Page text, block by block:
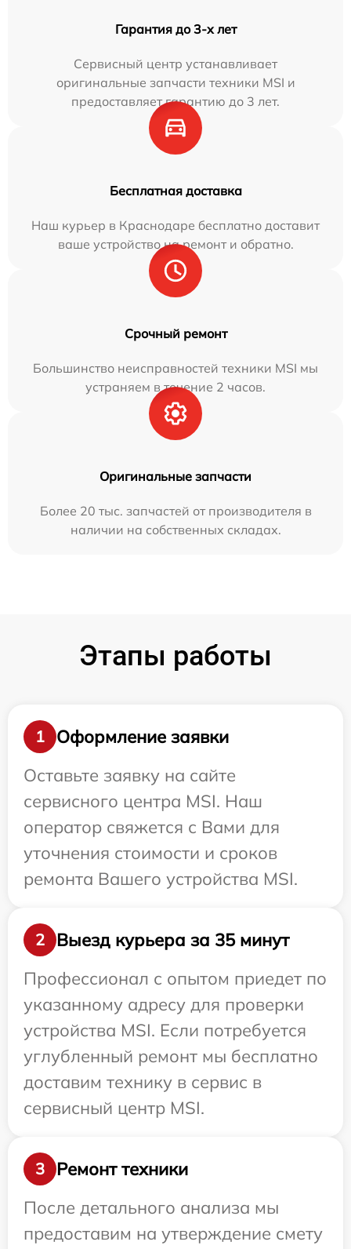
Гарантия до 3-х лет
Сервисный центр устанавливает
оригинальные запчасти техники MSI и
предоставляет гарантию до 3 лет.
Бесплатная доставка
Наш курьер в Краснодаре бесплатно доставит
ваше устройство на ремонт и обратно.
Срочный ремонт
Большинство неисправностей техники MSI мы
устраняем в течение 2 часов.
Оригинальные запчасти
Более 20 тыс. запчастей от производителя в
наличии на собственных складах.
Этапы работы
1
Оформление заявки
Оставьте заявку на сайте
сервисного центра MSI. Наш
оператор свяжется с Вами для
уточнения стоимости и сроков
ремонта Вашего устройства MSI.
2
Выезд курьера за 35 минут
Профессионал с опытом приедет по
указанному адресу для проверки
устройства MSI. Если потребуется
углубленный ремонт мы бесплатно
доставим технику в сервис в
сервисный центр MSI.
3
Ремонт техники
После детального анализа мы
предоставим на утверждение смету